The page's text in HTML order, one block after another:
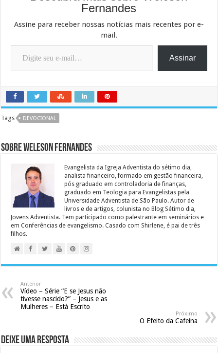
Fernandes
Assine para receber nossas notícias mais recentes por e-
mail.
Digite seu e-mail…
Assinar
Tags DEVOCIONAL
Sobre Weleson Fernandes
Evangelista da Igreja Adventista do sétimo dia,
analista financeiro, formado em gestão financeira,
pós graduado em controladoria de finanças,
graduado em Teologia para Evangelistas pela
Universidade Adventista de São Paulo. Autor de
livros e de artigos, colunista no Blog Sétimo dia,
Jovens Adventista. Tem participado como palestrante em seminários e
em Conferências de evangelismo. Casado com Shirlene, é pai de três
filhos.
Anterior
Vídeo – Série “E se Jesus não
tivesse nascido?” – Jesus e as
Mulheres – Está Escrito
Próximo
O Efeito da Cafeína
Deixe uma resposta